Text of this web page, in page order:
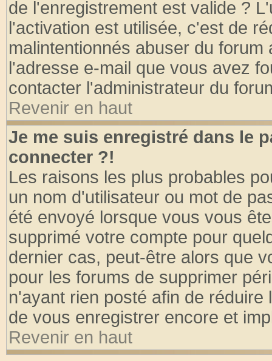
de l'enregistrement est valide ?
l'activation est utilisée, c'est de
malintentionnés abuser du
l'adresse e-mail que vous avez
contacter l'administrateur du
Revenir en haut
Je me suis enregistré dans le
connecter ?!
Les raisons les plus probables
un nom d'utilisateur ou mot de
été envoyé lorsque vous vous
supprimé votre compte pour
dernier cas, peut-être alors que
pour les forums de supprimer
n'ayant rien posté afin de
de vous enregistrer encore et
Revenir en haut